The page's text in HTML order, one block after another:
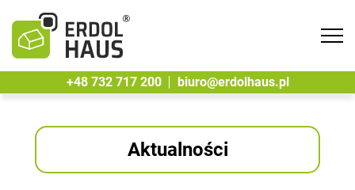
+48 732 717 200
biuro@erdolhaus.pl
Aktualności